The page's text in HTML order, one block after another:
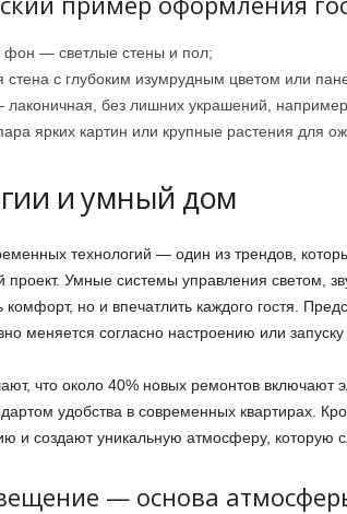
фон — светлые стены и пол;
стена с глубоким изумрудным цветом или
без лишних украшений,
ярких картин или крупные растения для
и умный дом
технологий — один из трендов,
проект. Умные системы управления светом,
комфорт, но и впечатлить каждого гостя.
меняется согласно настроению или запуску
что около 40% новых ремонтов включают
удобства в современных квартирах.
и создают уникальную атмосферу, которую
— основа